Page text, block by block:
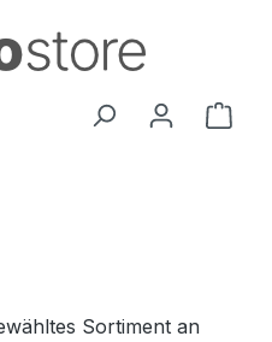
Sortiment an